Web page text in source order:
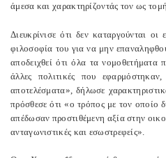
άμεσα και χαρακτηρίζοντάς τον ως
Διευκρίνισε ότι δεν καταργούνται οι
φιλοσοφία του για να μην
αποδειχθεί ότι όλα τα νομοθετήματα
άλλες πολιτικές που
αποτελέσματα», δήλωσε
πρόσθεσε ότι «ο τρόπος με τον οποίο
απέδωσαν προστιθέμενη αξία στην
ανταγωνιστικές και εσωστρεφείς».